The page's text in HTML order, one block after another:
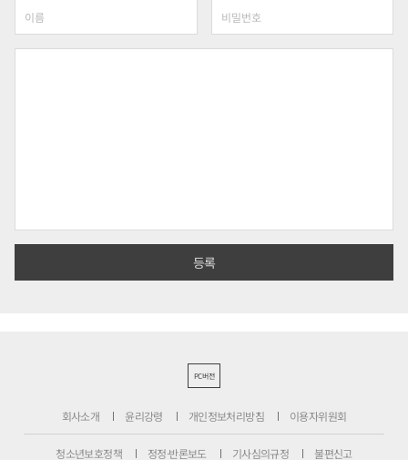
PC버전
회사소개 윤리강령 개인정보처리방침 이용자위원회
청소년보호정책 정정·반론보도 기사심의규정 불편신고